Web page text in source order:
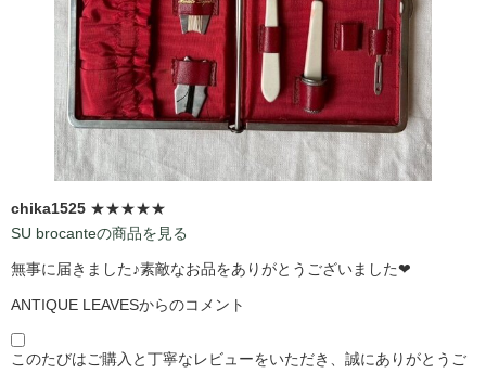
chika1525 ★★★★★
SU brocanteの商品を見る
無事に届きました♪素敵なお品をありがとうございました❤
ANTIQUE LEAVESからのコメント
このたびはご購入と丁寧なレビューをいただき、誠にありがとうご